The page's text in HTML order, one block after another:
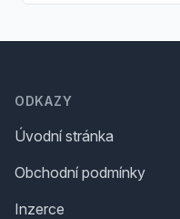
ODKAZY
Úvodní stránka
Obchodní podmínky
Inzerce